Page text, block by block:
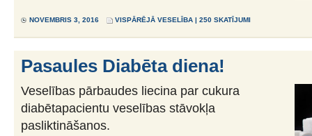
NOVEMBRIS 3, 2016 VISPĀRĒJĀ VESELĪBA | 250 SKATĪJUMI
Pasaules Diabēta diena!
Veselības pārbaudes liecina par cukura
diabētapacientu veselības stāvokļa
pasliktināšanos.